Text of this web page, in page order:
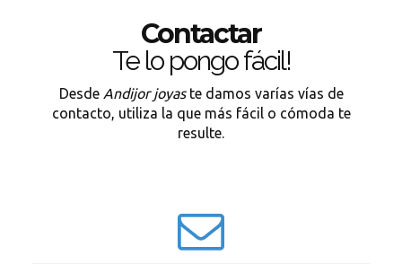
Contactar
Te lo pongo fácil!
Desde Andijor joyaste damos varías vías de
contacto, utiliza la que más fácil o cómoda te
resulte.